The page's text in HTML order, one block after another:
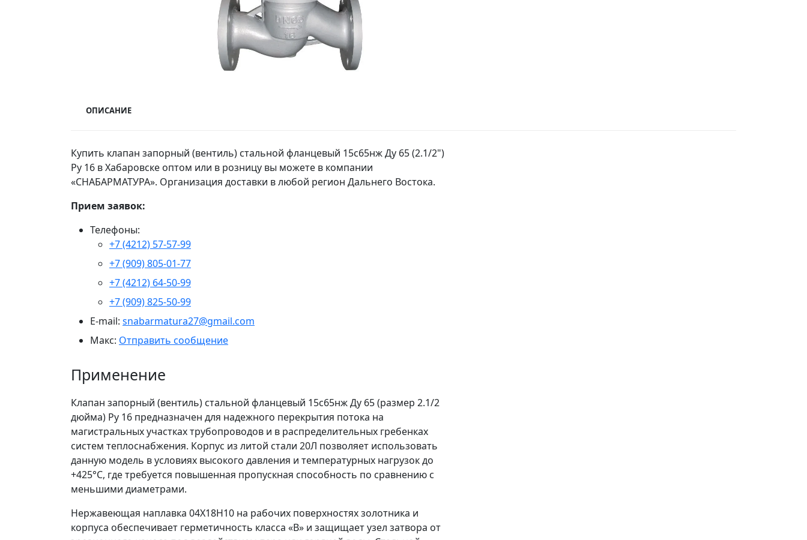
ОПИСАНИЕ
Купить клапан запорный (вентиль) стальной фланцевый 15с65нж Ду 65 (2.1/2")
Ру 16 в Хабаровске оптом или в розницу вы можете в компании
«СНАБАРМАТУРА». Организация доставки в любой регион Дальнего Востока.
Прием заявок:
Телефоны:
+7 (4212) 57-57-99
+7 (909) 805-01-77
+7 (4212) 64-50-99
+7 (909) 825-50-99
E-mail: snabarmatura27@gmail.com
Макс: Отправить сообщение
Применение
Клапан запорный (вентиль) стальной фланцевый 15с65нж Ду 65 (размер 2.1/2
дюйма) Ру 16 предназначен для надежного перекрытия потока на
магистральных участках трубопроводов и в распределительных гребенках
систем теплоснабжения. Корпус из литой стали 20Л позволяет использовать
данную модель в условиях высокого давления и температурных нагрузок до
+425°C, где требуется повышенная пропускная способность по сравнению с
меньшими диаметрами.
Нержавеющая наплавка 04Х18Н10 на рабочих поверхностях золотника и
корпуса обеспечивает герметичность класса «B» и защищает узел затвора от